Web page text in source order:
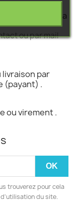
activé pour la
ou par mail
par
(payant) .
ou virement .
trouverez pour cela
du site.